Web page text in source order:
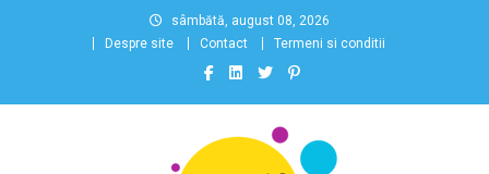
sâmbătă, august 08, 2026
Despre site
Contact Termeni si conditii